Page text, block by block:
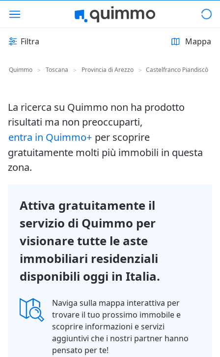
Filtra Mappa
Quimmo > Toscana > Provincia di Arezzo > Castelfranco Piandiscò
La ricerca su Quimmo non ha prodotto
risultati ma non preoccuparti,
entra in Quimmo+ per scoprire
gratuitamente molti più immobili in questa
zona.
Attiva gratuitamente il
servizio di Quimmo per
visionare tutte le aste
immobiliari residenziali
disponibili oggi in Italia.
Naviga sulla mappa interattiva per
trovare il tuo prossimo immobile e
scoprire informazioni e servizi
aggiuntivi che i nostri partner hanno
pensato per te!